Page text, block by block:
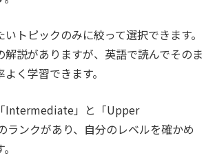
トピックのみに絞って選択できます。
解説がありますが、英語で読んでそのま
く学習できます。
Intermediate」と「Upper
ンクがあり、自分のレベルを確かめ